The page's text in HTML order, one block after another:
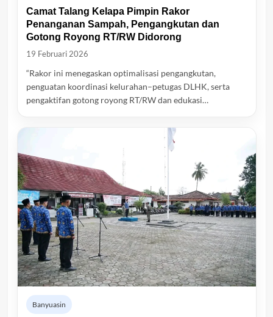
Camat Talang Kelapa Pimpin Rakor
Penanganan Sampah, Pengangkutan dan
Gotong Royong RT/RW Didorong
19 Februari 2026
“Rakor ini menegaskan optimalisasi pengangkutan,
penguatan koordinasi kelurahan–petugas DLHK, serta
pengaktifan gotong royong RT/RW dan edukasi…
Banyuasin